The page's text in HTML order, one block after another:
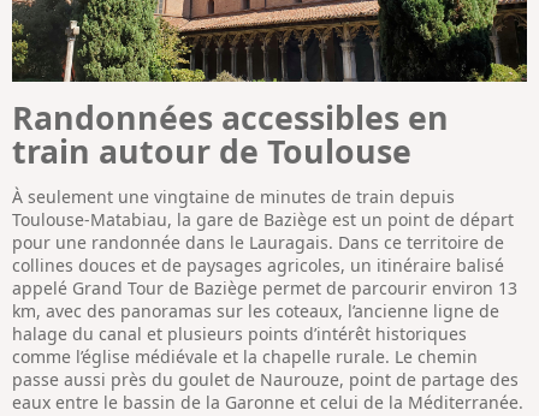
Randonnées accessibles en
train autour de Toulouse
À seulement une vingtaine de minutes de train depuis
Toulouse-Matabiau, la gare de Baziège est un point de départ
pour une randonnée dans le Lauragais. Dans ce territoire de
collines douces et de paysages agricoles, un itinéraire balisé
appelé Grand Tour de Baziège permet de parcourir environ 13
km, avec des panoramas sur les coteaux, l’ancienne ligne de
halage du canal et plusieurs points d’intérêt historiques
comme l’église médiévale et la chapelle rurale. Le chemin
passe aussi près du goulet de Naurouze, point de partage des
eaux entre le bassin de la Garonne et celui de la Méditerranée.